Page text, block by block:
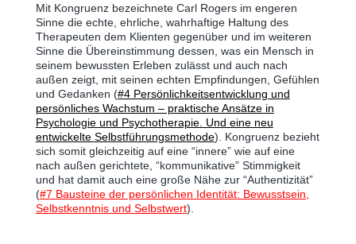
Mit Kongruenz bezeichnete Carl Rogers im engeren
Sinne die echte, ehrliche, wahrhaftige Haltung des
Therapeuten dem Klienten gegenüber und im weiteren
Sinne die Übereinstimmung dessen, was ein Mensch in
seinem bewussten Erleben zulässt und auch nach
außen zeigt, mit seinen echten Empfindungen, Gefühlen
und Gedanken (#4 Persönlichkeitsentwicklung und
persönliches Wachstum – praktische Ansätze in
Psychologie und Psychotherapie. Und eine neu
entwickelte Selbstführungsmethode). Kongruenz bezieht
sich somit gleichzeitig auf eine “innere” wie auf eine
nach außen gerichtete, “kommunikative” Stimmigkeit
und hat damit auch eine große Nähe zur “Authentizität”
(#7 Bausteine der persönlichen Identität: Bewusstsein,
Selbstkenntnis und Selbstwert).